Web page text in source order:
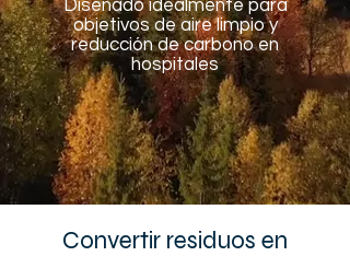
Diseñado idealmente para
objetivos de aire limpio y
reducción de carbono en
hospitales
Convertir residuos en